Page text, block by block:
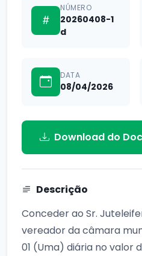
NÚMERO
20260408-1
d
DATA
08/04/2026
Download do
Descrição
Conceder ao Sr.
vereador da câmara
01 (Uma) diária no valor